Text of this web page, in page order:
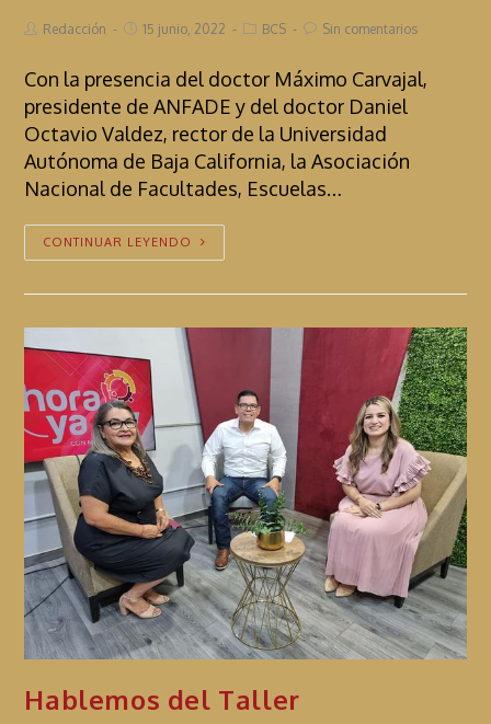
Redacción 15 junio, 2022 BCS Sin comentarios
Con la presencia del doctor Máximo Carvajal,
presidente de ANFADE y del doctor Daniel
Octavio Valdez, rector de la Universidad
Autónoma de Baja California, la Asociación
Nacional de Facultades, Escuelas…
CONTINUAR LEYENDO
Hablemos del Taller